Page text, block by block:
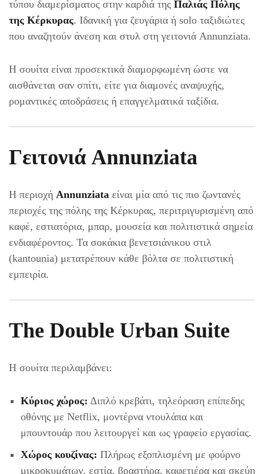
τύπου διαμερίσματος στην καρδιά της Παλιάς Πόλης
της Κέρκυρας. Ιδανική για ζευγάρια ή solo ταξιδιώτες
που αναζητούν άνεση και στυλ στη γειτονιά Annunziata.
Η σουίτα είναι προσεκτικά διαμορφωμένη ώστε να
αισθάνεται σαν σπίτι, είτε για διαμονές αναψυχής,
ρομαντικές αποδράσεις ή επαγγελματικά ταξίδια.
Γειτονιά Annunziata
Η περιοχή Annunziata είναι μία από τις πιο ζωντανές
περιοχές της πόλης της Κέρκυρας, περιτριγυρισμένη από
καφέ, εστιατόρια, μπαρ, μουσεία και πολιτιστικά σημεία
ενδιαφέροντος. Τα σοκάκια βενετσιάνικου στιλ
(kantounia) μετατρέπουν κάθε βόλτα σε πολιτιστική
εμπειρία.
The Double Urban Suite
Η σουίτα περιλαμβάνει:
Κύριος χώρος: Διπλό κρεβάτι, τηλεόραση επίπεδης
οθόνης με Netflix, μοντέρνα ντουλάπα και
μπουντουάρ που λειτουργεί και ως γραφείο εργασίας.
Χώρος κουζίνας: Πλήρως εξοπλισμένη με φούρνο
μικροκυμάτων, εστία, βραστήρα, καφετιέρα και σκεύη